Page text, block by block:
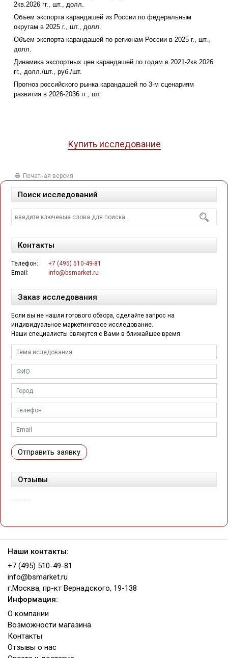
2кв.2026 гг., шт., долл.
Объем экспорта карандашей из России по федеральным
округам в 2025 г., шт., долл.
Объем экспорта карандашей по регионам России в 2025 г., шт.,
долл.
Динамика экспортных цен карандашей по годам в 2021-2кв.2026
гг., долл./шт., руб./шт.
Прогноз российского рынка карандашей по 3-м сценариям
развития в 2026-2036 гг., шт.
Купить исследование
Печатная версия
Поиск исследований
Контакты
Телефон:
+7 (495) 510-49-81
Email:
info@bsmarket.ru
Заказ исследования
Если вы не нашли готового обзора, сделайте запрос на
индивидуальное маркетинговое исследование.
Наши специалисты свяжутся с Вами в ближайшее время.
Отправить заявку
Отзывы
Наши контакты:
+7 (495) 510-49-81
info@bsmarket.ru
г.Москва, пр-кт Вернадского, 19-138
Информация:
О компании
Возможности магазина
Контакты
Отзывы о нас